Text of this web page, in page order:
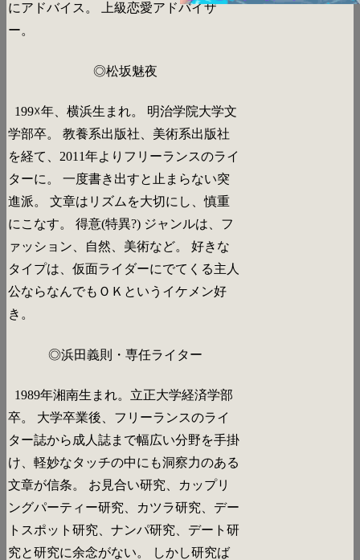
にアドバイス。 上級恋愛アドバイザ
ー。
◎松坂魅夜
199☓年、横浜生まれ。 明治学院大学文
学部卒。 教養系出版社、美術系出版社
を経て、2011年よりフリーランスのライ
ターに。 一度書き出すと止まらない突
進派。 文章はリズムを大切にし、慎重
にこなす。 得意(特異?) ジャンルは、フ
ァッション、自然、美術など。 好きな
タイプは、仮面ライダーにでてくる主人
公ならなんでもＯＫというイケメン好
き。
◎浜田義則・専任ライター
1989年湘南生まれ。立正大学経済学部
卒。 大学卒業後、フリーランスのライ
ター誌から成人誌まで幅広い分野を手掛
け、軽妙なタッチの中にも洞察力のある
文章が信条。 お見合い研究、カップリ
ングパーティー研究、カツラ研究、デー
トスポット研究、ナンパ研究、デート研
究と研究に余念がない。 しかし研究ば